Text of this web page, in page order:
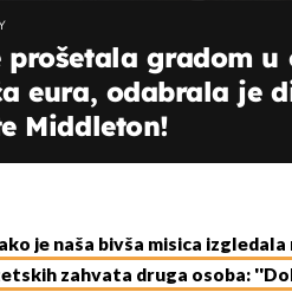
prošetala gradom
eura, odabrala je
Middleton!
je naša bivša misica
zahvata druga osoba: